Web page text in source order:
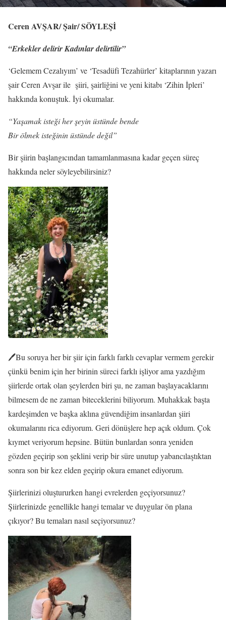
Ceren AVŞAR/ Şair/ SÖYLEŞİ
“Erkekler delirir Kadınlar delirtilir”
‘Gelemem Cezalıyım’ ve ‘Tesadüfi Tezahürler’ kitaplarının yazarı
şair Ceren Avşar ile şiiri, şairliğini ve yeni kitabı ‘Zihin İpleri’
hakkında konuştuk. İyi okumalar.
“Yaşamak isteği her şeyin üstünde bende
Bir ölmek isteğinin üstünde değil”
Bir şiirin başlangıcından tamamlanmasına kadar geçen süreç
hakkında neler söyleyebilirsiniz?
🖊️Bu soruya her bir şiir için farklı farklı cevaplar vermem gerekir
çünkü benim için her birinin süreci farklı işliyor ama yazdığım
şiirlerde ortak olan şeylerden biri şu, ne zaman başlayacaklarını
bilmesem de ne zaman biteceklerini biliyorum. Muhakkak başta
kardeşimden ve başka aklına güvendiğim insanlardan şiiri
okumalarını rica ediyorum. Geri dönüşlere hep açık oldum. Çok
kıymet veriyorum hepsine. Bütün bunlardan sonra yeniden
gözden geçirip son şeklini verip bir süre unutup yabancılaştıktan
sonra son bir kez elden geçirip okura emanet ediyorum.
Şiirlerinizi oluştururken hangi evrelerden geçiyorsunuz?
Şiirlerinizde genellikle hangi temalar ve duygular ön plana
çıkıyor? Bu temaları nasıl seçiyorsunuz?